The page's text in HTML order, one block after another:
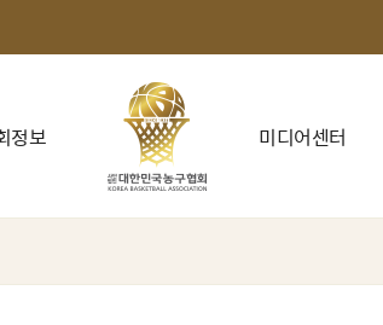
정보 미디어센터